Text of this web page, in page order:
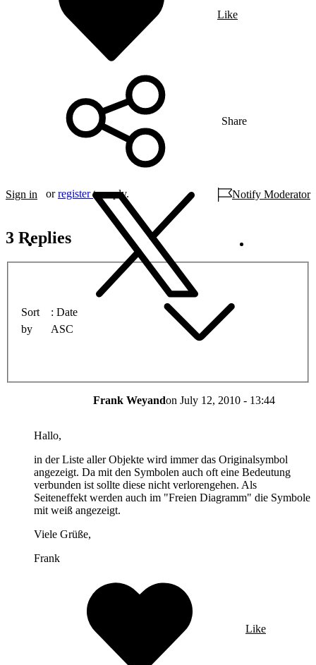
Like
Share
Sign in orregister to reply. Notify Moderator
3 Replies
Sort
by
Date
ASC
Frank Weyandon July 12, 2010 - 13:44
Hallo,
in der Liste aller Objekte wird immer das Originalsymbol
angezeigt. Da mit den Symbolen auch oft eine Bedeutung
verbunden ist sollte diese nicht verlorengehen. Als
Seiteneffekt werden auch im "Freien Diagramm" die Symbole
mit weiß angezeigt.
Viele Grüße,
Frank
Like